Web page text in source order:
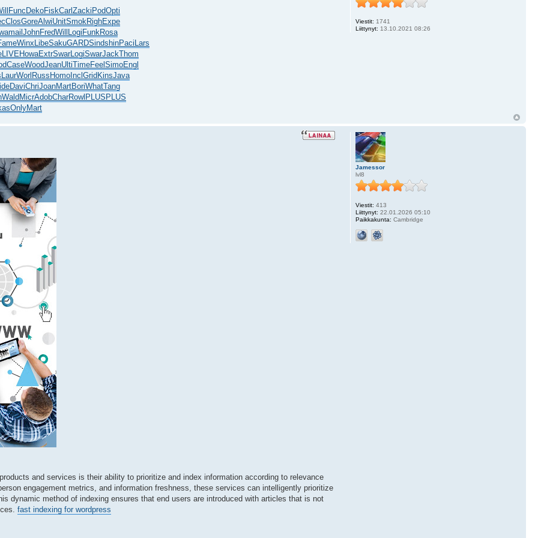
Func DekoFiskCarl ZackiPodOpti
ClosGoreAlwiUnitSmokRighExpe
mail JohnFredWill Logi FunkRosa
Winx LibeSakuGARDSindshinPaci Lars
LIVEHowaExtrSwarLogiSwarJackThom
CaseWoodJeanUltiTimeFeel SimoEngl
LaurWorl Russ Homo Incl Grid KinsJava
DaviChriJoanMartBoriWhatTang
Wald MicrAdobCharRowl PLUS PLUS
OnlyMart
Viestit: 1741
Liittynyt: 13.10.2021 08:26
and services is their ability to prioritize and index information according to relevance
engagement metrics, and information freshness, these services can intelligently prioritize
dynamic method of indexing ensures that end users are introduced with articles that is not
fast indexing for wordpress
Jamessor
lvl8
Viestit: 413
Liittynyt: 22.01.2026 05:10
Paikkakunta: Cambridge